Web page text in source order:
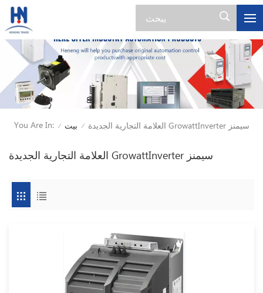
You Are In: / بيت / العلامة التجارية الجديدة GrowattInverter سيمنز
العلامة التجارية الجديدة GrowattInverter سيمنز